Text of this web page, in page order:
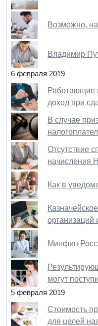
Возможно,
Владимир
6 февраля 2019
Работающие
доход при
В случае
Отсутствие
начисления
Как в
организаций
Минфин
могут
5 февраля 2019
Стоимость
для целей